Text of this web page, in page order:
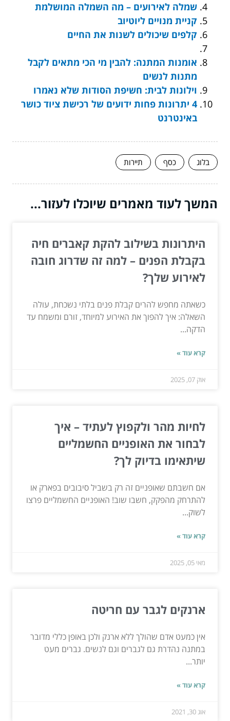
שמלה לאירועים – מה השמלה המושלמת
קניית מנויים ליוטיוב
קלפים שיכולים לשנות את החיים
אומנות המתנה: להבין מי הכי מתאים לקבל
מתנות לנשים
וילונות לבית: חשיפת הסודות שלא נאמרו
4 יתרונות פחות ידועים של רכישת ציוד כושר
באינטרנט
בלוג כסף תיירות
המשך לעוד מאמרים שיוכלו לעזור...
היתרונות בשילוב להקת קאברים חיה
בקבלת הפנים – למה זה שדרוג חובה
לאירוע שלך?
כשאתה מחפש להרים קבלת פנים בלתי נשכחת, עולה
השאלה: איך להפוך את האירוע למיוחד, זורם ומשמח עד
הדקה...
קרא עוד »
אוק 07, 2025
לחיות מהר ולקפוץ לעתיד – איך
לבחור את האופניים החשמליים
שיתאימו בדיוק לך?
אם חשבתם שאופניים זה רק בשביל סיבובים בפארק או
להתרחק מהפקק, חשבו שוב! האופניים החשמליים פרצו
לשוק...
קרא עוד »
מאי 05, 2025
ארנקים לגבר עם חריטה
אין כמעט אדם שהולך ללא ארנק ולכן באופן כללי מדובר
במתנה נהדרת גם לגברים וגם לנשים. גברים מעט
יותר...
קרא עוד »
אוג 30, 2021